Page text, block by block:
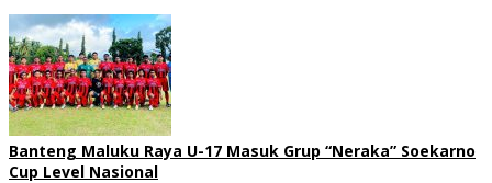
Banteng Maluku Raya U-17 Masuk Grup “Neraka” Soekarno
Cup Level Nasional